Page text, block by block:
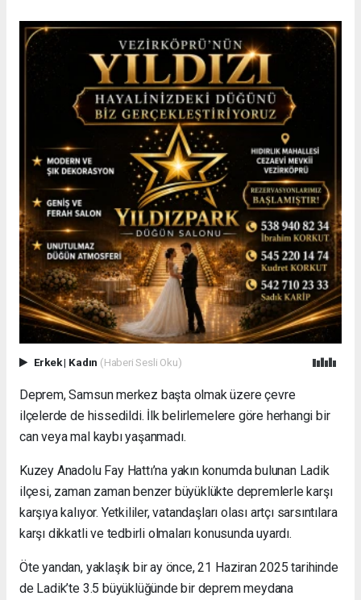
Erkek| Kadın (Haberi Sesli Oku)
Deprem, Samsun merkez başta olmak üzere çevre
ilçelerde de hissedildi. İlk belirlemelere göre herhangi bir
can veya mal kaybı yaşanmadı.
Kuzey Anadolu Fay Hattı’na yakın konumda bulunan Ladik
ilçesi, zaman zaman benzer büyüklükte depremlerle karşı
karşıya kalıyor. Yetkililer, vatandaşları olası artçı sarsıntılara
karşı dikkatli ve tedbirli olmaları konusunda uyardı.
Öte yandan, yaklaşık bir ay önce, 21 Haziran 2025 tarihinde
de Ladik’te 3.5 büyüklüğünde bir deprem meydana